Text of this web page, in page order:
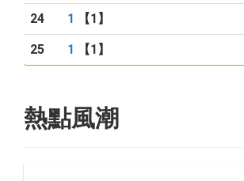
24 1 【1】
25 1 【1】
熱點風潮